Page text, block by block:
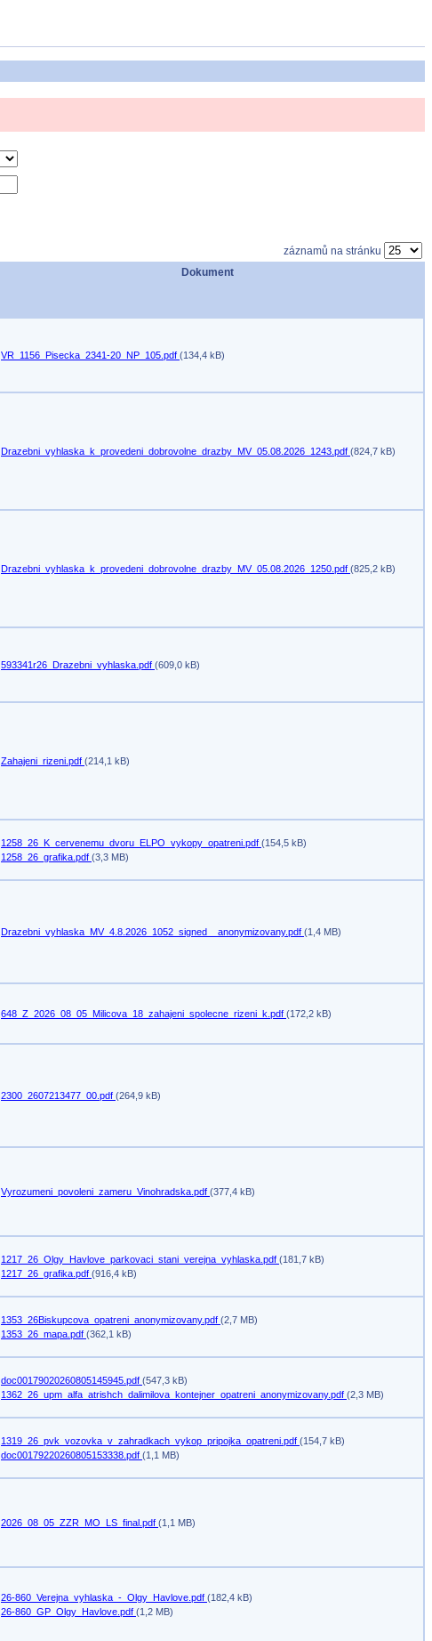
záznamů na stránku
Dokument
VR_1156_Pisecka_2341-20_NP_105.pdf (134,4 kB)
Drazebni_vyhlaska_k_provedeni_dobrovolne_drazby_MV_05.08.2026_1243.pdf (824,7 kB)
Drazebni_vyhlaska_k_provedeni_dobrovolne_drazby_MV_05.08.2026_1250.pdf (825,2 kB)
593341r26_Drazebni_vyhlaska.pdf (609,0 kB)
Zahajeni_rizeni.pdf (214,1 kB)
1258_26_K_cervenemu_dvoru_ELPO_vykopy_opatreni.pdf (154,5 kB)
1258_26_grafika.pdf (3,3 MB)
Drazebni_vyhlaska_MV_4.8.2026_1052_signed__anonymizovany.pdf (1,4 MB)
648_Z_2026_08_05_Milicova_18_zahajeni_spolecne_rizeni_k.pdf (172,2 kB)
2300_2607213477_00.pdf (264,9 kB)
Vyrozumeni_povoleni_zameru_Vinohradska.pdf (377,4 kB)
1217_26_Olgy_Havlove_parkovaci_stani_verejna_vyhlaska.pdf (181,7 kB)
1217_26_grafika.pdf (916,4 kB)
1353_26Biskupcova_opatreni_anonymizovany.pdf (2,7 MB)
1353_26_mapa.pdf (362,1 kB)
doc00179020260805145945.pdf (547,3 kB)
1362_26_upm_alfa_atrishch_dalimilova_kontejner_opatreni_anonymizovany.pdf (2,3 MB)
1319_26_pvk_vozovka_v_zahradkach_vykop_pripojka_opatreni.pdf (154,7 kB)
doc00179220260805153338.pdf (1,1 MB)
2026_08_05_ZZR_MO_LS_final.pdf (1,1 MB)
26-860_Verejna_vyhlaska_-_Olgy_Havlove.pdf (182,4 kB)
26-860_GP_Olgy_Havlove.pdf (1,2 MB)